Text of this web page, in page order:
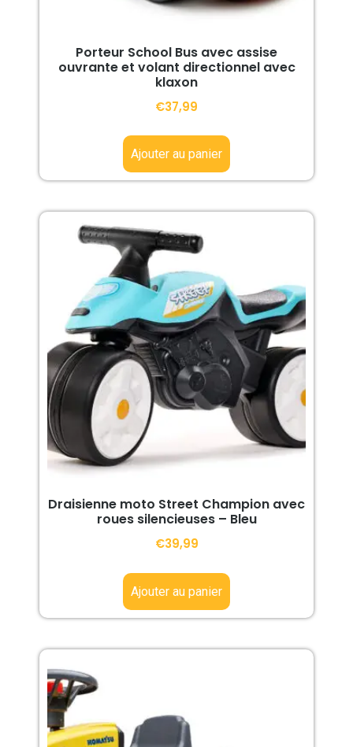
Porteur School Bus avec assise
ouvrante et volant directionnel avec
klaxon
€37,99
Ajouter au panier
Draisienne moto Street Champion avec
roues silencieuses – Bleu
€39,99
Ajouter au panier